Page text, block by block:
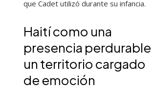
que Cadet utilizó durante su infancia.
Haití como una
presencia perdurable
un territorio cargado
de emoción